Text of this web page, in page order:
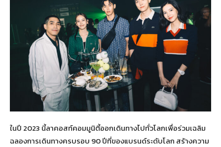
ในปี 2023 นี้ลาคอสท์คอมมูนิตี้ออกเดินทางไปทั่วโลกเพื่อร่วมเฉลิม
ฉลองการเดินทางครบรอบ 90 ปีที่ของแบรนด์ระดับโลก สร้างความ